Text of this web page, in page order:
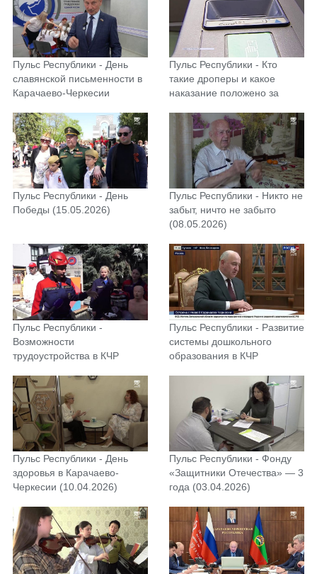
Пульс Республики - День
славянской письменности в
Карачаево-Черкесии
Пульс Республики - Кто
такие дроперы и какое
наказание положено за
Пульс Республики - День
Победы (15.05.2026)
Пульс Республики - Никто не
забыт, ничто не забыто
(08.05.2026)
Пульс Республики -
Возможности
трудоустройства в КЧР
Пульс Республики - Развитие
системы дошкольного
образования в КЧР
Пульс Республики - День
здоровья в Карачаево-
Черкесии (10.04.2026)
Пульс Республики - Фонду
«Защитники Отечества» — 3
года (03.04.2026)